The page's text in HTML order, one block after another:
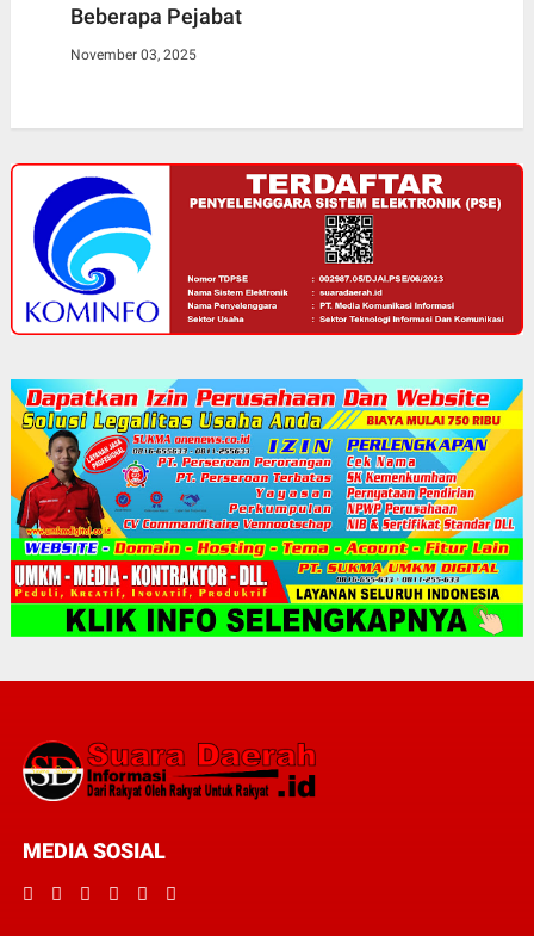
Beberapa Pejabat
November 03, 2025
MEDIA SOSIAL